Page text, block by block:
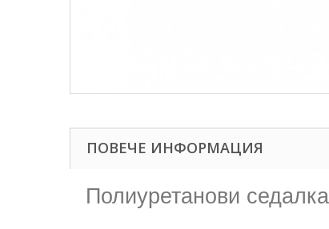
ПОВЕЧЕ ИНФОРМАЦИЯ
Полиуретанови седалка